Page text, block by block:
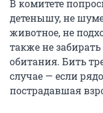
В комитете
детенышу, не
животное, не
также не забирать
обитания. Бить
случае — если
пострадавшая